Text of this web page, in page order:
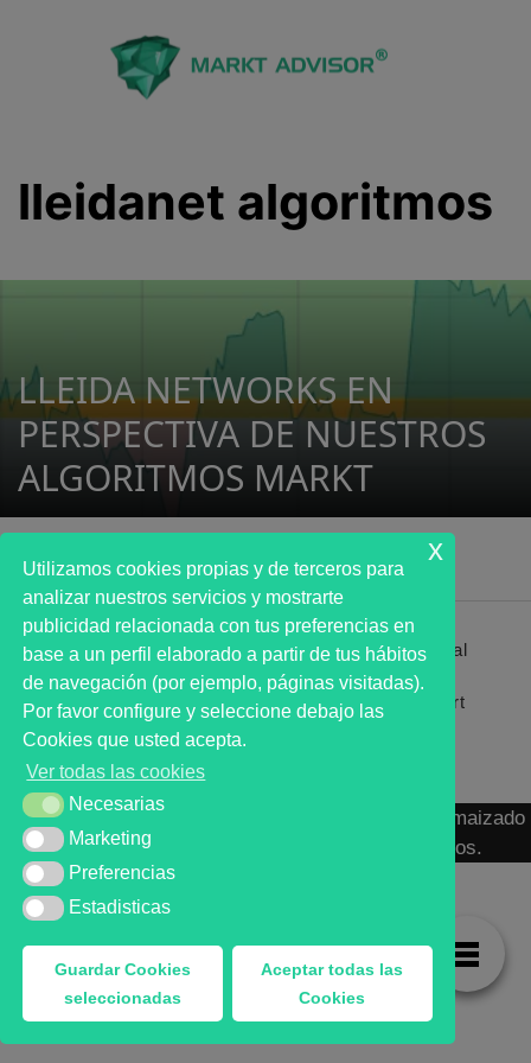
lleidanet algoritmos
LLEIDA NETWORKS EN
PERSPECTIVA DE NUESTROS
ALGORITMOS MARKT
Primer analista bursátil automatizado profesional
que ayuda a la decisión | First automated stock
markets analyst software as a desission support
system.
MARKT ADVISOR ® 2016 :: Análisis Bursátil Automaizado
de Activos Cotizados en Mercados Organizados.
Utilizamos cookies propias y de terceros para
analizar nuestros servicios y mostrarte
publicidad relacionada con tus preferencias en
base a un perfil elaborado a partir de tus hábitos
de navegación (por ejemplo, páginas visitadas).
Por favor configure y seleccione debajo las
Cookies que usted acepta.
Ver todas las cookies
NecesariasNecesarias
MarketingMarketing
Preferencias
Preferencias
Estadisticas
Estadisticas
Guardar Cookies
seleccionadas
Aceptar todas las
Cookies
x